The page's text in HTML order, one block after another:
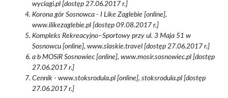
wyciagi.pl [dostęp 27.06.2017 r.]
Korona gór Sosnowca - I Like Zaglebie [online],
www.ilikezaglebie.pl [dostęp 09.08.2017 r.]
Kompleks Rekreacyjno–Sportowy przy ul. 3 Maja 51 w
Sosnowcu [online], www.slaskie.travel [dostęp 27.06.2017 r.]
a b MOSiR Sosnowiec [online], www.mosir.sosnowiec.pl [dostęp
27.06.2017 r.]
Cennik - www.stoksrodula.pl [online], stoksrodula.pl [dostęp
27.06.2017 r.]